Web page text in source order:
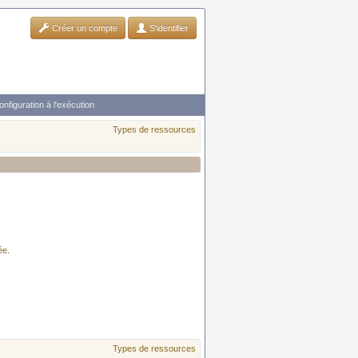
Créer un compte S'identifier
à l'exécution
Types de ressources
Types de ressources